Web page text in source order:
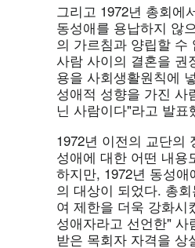
그리고 1972년 총회에
동성애를 용납하지 않
의 가르침과 양립할 수
사람 사이의 결혼을 권
용을 사회생활원칙에
성애적 성향을 가진 사
닌 사람이다"라고 발표
1972년 이전의 교단의
성애에 대한 어떤 내용
하지만, 1972년 동성
의 대상이 되었다. 총
여 제한을 더욱 강화시
성애자라고 선언한"
받은 목회자 자격을 상